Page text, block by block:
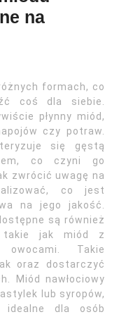
na
formach, co
coś dla siebie.
płynny miód,
czy potraw.
się gęstą
co czyni go
zwrócić uwagę na
co jest
na jego jakość.
są również
takie jak miód z
owocami. Takie
oraz dostarczyć
Miód nawłociowy
lub syropów,
dla osób